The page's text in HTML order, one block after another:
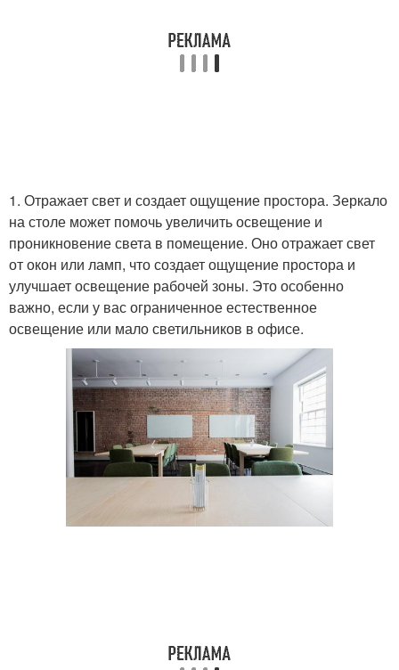
1. Отражает свет и создает ощущение простора. Зеркало
на столе может помочь увеличить освещение и
проникновение света в помещение. Оно отражает свет
от окон или ламп, что создает ощущение простора и
улучшает освещение рабочей зоны. Это особенно
важно, если у вас ограниченное естественное
освещение или мало светильников в офисе.